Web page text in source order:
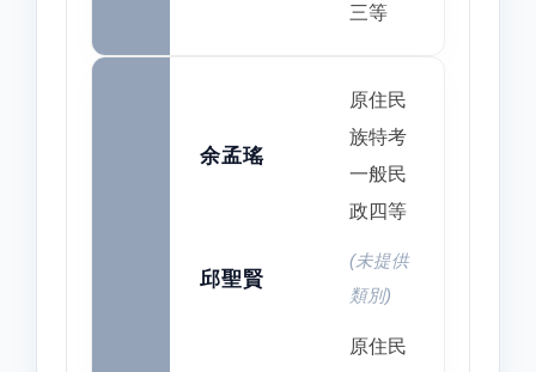
三等
余孟瑤
原住民
族特考
一般民
政四等
邱聖賢
(未提供
類別)
原住民